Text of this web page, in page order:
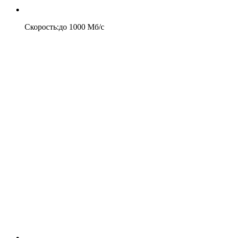
Скорость:до 1000 Мб/c